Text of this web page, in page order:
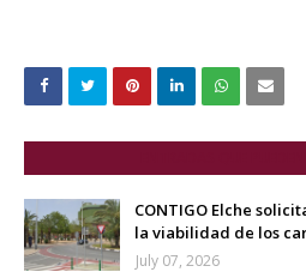
CONTIGO Elche
la viabilidad de los
July 07, 2026